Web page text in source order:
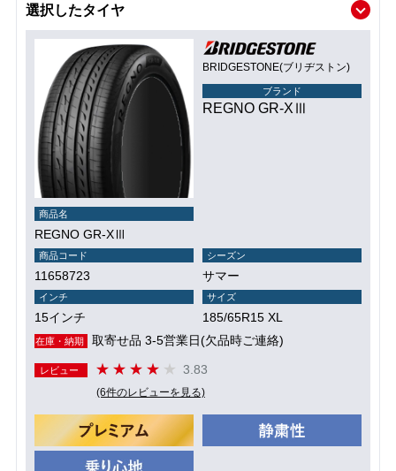
選択したタイヤ
BRIDGESTONE(ブリヂストン)
ブランド
REGNO GR-XⅢ
商品名
REGNO GR-XⅢ
商品コード
11658723
シーズン
サマー
インチ
15インチ
サイズ
185/65R15 XL
在庫・納期 取寄せ品 3-5営業日(欠品時ご連絡)
レビュー 3.83
(6件のレビューを見る)